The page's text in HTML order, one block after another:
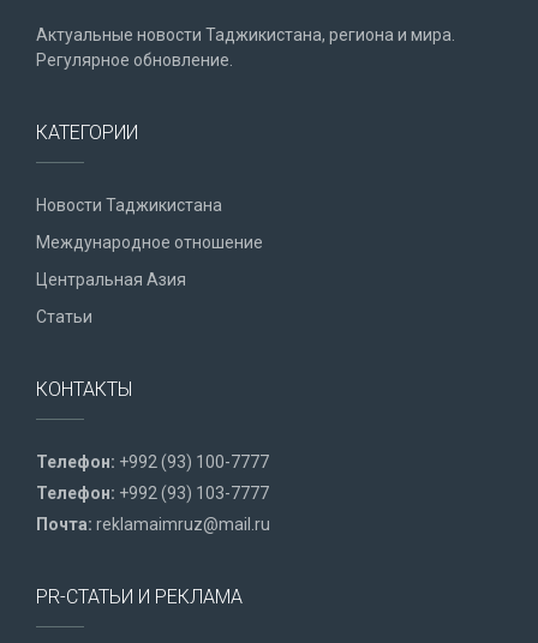
Актуальные новости Таджикистана, региона и мира.
Регулярное обновление.
КАТЕГОРИИ
Новости Таджикистана
Международное отношение
Центральная Азия
Статьи
КОНТАКТЫ
Телефон: +992 (93) 100-7777
Телефон: +992 (93) 103-7777
Почта: reklamaimruz@mail.ru
PR-СТАТЬИ И РЕКЛАМА